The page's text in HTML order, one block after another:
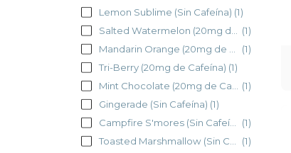
Lemon Sublime (Sin Cafeína) (1)
(1)
(1)
Tri-Berry (20mg de Cafeína) (1)
(1)
Gingerade (Sin Cafeína) (1)
Campfire S'mores (Sin Cafeína)
(1)
(1)